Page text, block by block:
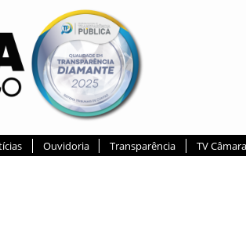
Ouvidoria Transparência TV Câmara